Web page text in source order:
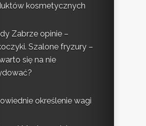
kosmetycznych
Zabrze opinie –
Szalone fryzury –
się na nie
określenie wagi